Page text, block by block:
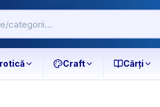
Craft Cărți